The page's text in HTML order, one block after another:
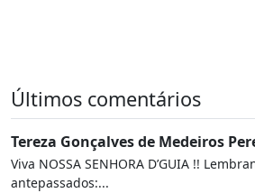
Últimos comentários
Tereza Gonçalves de Medeiros
Viva NOSSA SENHORA D’GUIA !!
antepassados:...